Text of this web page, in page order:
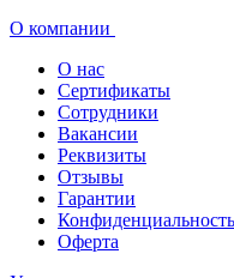
О компании
О нас
Сертификаты
Сотрудники
Вакансии
Реквизиты
Отзывы
Гарантии
Конфиденциальность
Оферта